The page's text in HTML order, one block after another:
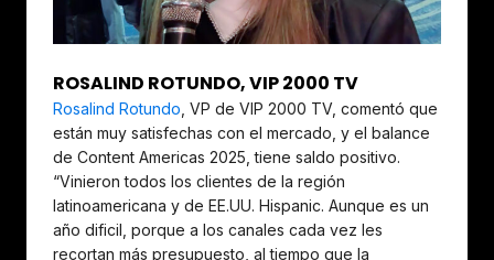
ROSALIND ROTUNDO, VIP 2000 TV
Rosalind Rotundo , VP de VIP 2000 TV, comentó que
están muy satisfechas con el mercado, y el balance
de Content Americas 2025, tiene saldo positivo.
“Vinieron todos los clientes de la región
latinoamericana y de EE.UU. Hispanic. Aunque es un
año dificil, porque a los canales cada vez les
recortan más presupuesto, al tiempo que la